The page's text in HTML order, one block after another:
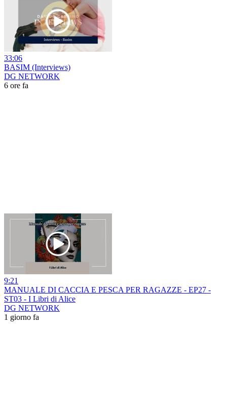
33:06
BASIM (Interviews)
DG NETWORK
6 ore fa
9:21
MANUALE DI CACCIA E PESCA PER RAGAZZE - EP27 -
ST03 - I Libri di Alice
DG NETWORK
1 giorno fa